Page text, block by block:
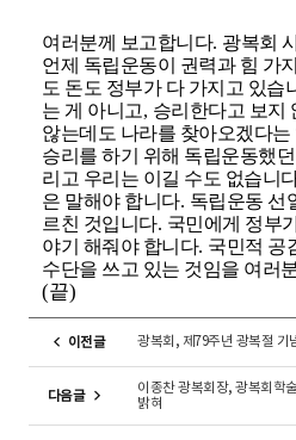
여러분께 보고합니다. 광복회
언제 독립운동이 권력과 힘 가
도 돈도 정부가 다 가지고 있습
는 게 아니고, 승리한다고 보지
않는데도 나라를 찾아오겠다는
승리를 하기 위해 독립운동했
리고 우리는 이길 수도 없습니
은 말해야 합니다. 독립운동 선
르친 것입니다. 국민에게 정부
야기 해줘야 합니다. 국민적 공
수단을 쓰고 있는 것임을 여러
(끝)
이전글 광복회, 제79주년 광복절 기
다음글
이종찬 광복회장, 광복회학
밝혀